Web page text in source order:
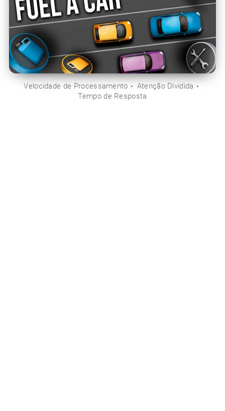
Velocidade de Processamento
Atenção Dividida
Tempo de Resposta